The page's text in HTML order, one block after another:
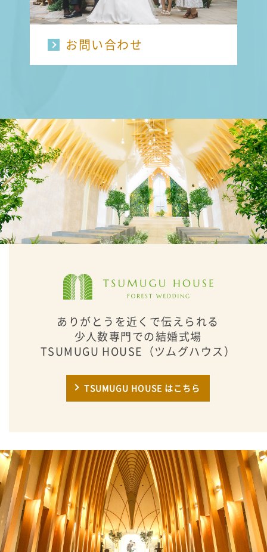
お問い合わせ
ありがとうを近くで伝えられる
少人数専門での結婚式場
TSUMUGU HOUSE（ツムグハウス）
TSUMUGU HOUSE はこちら